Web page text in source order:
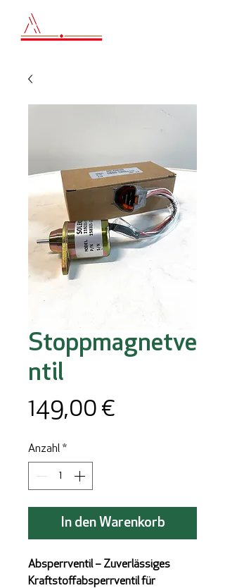
Stoppmagnetve
ntil
149,00 €
Anzahl *
In den Warenkorb
Absperrventil – Zuverlässiges
Kraftstoffabsperrventil für